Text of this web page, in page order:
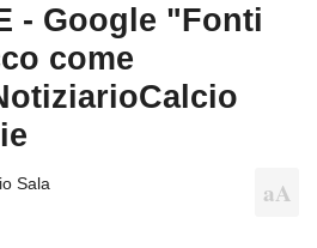
- Google "Fonti
come
Sala